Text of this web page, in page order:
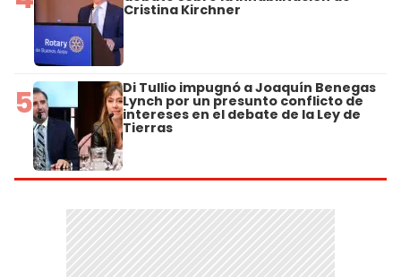
Cristina Kirchner
5 Di Tullio impugnó a Joaquín Benegas
Lynch por un presunto conflicto de
intereses en el debate de la Ley de
Tierras